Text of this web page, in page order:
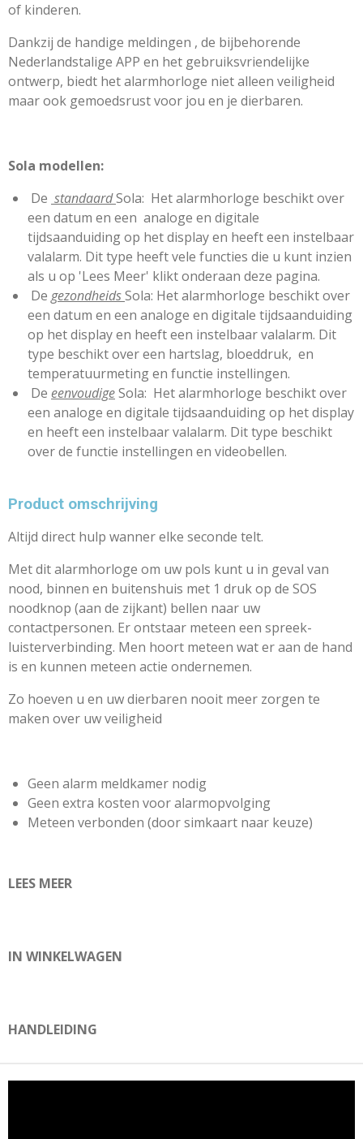
of kinderen.
Dankzij de handige meldingen , de bijbehorende
Nederlandstalige APP en het gebruiksvriendelijke
ontwerp, biedt het alarmhorloge niet alleen veiligheid
maar ook gemoedsrust voor jou en je dierbaren.
Sola modellen:
De standaardSola: Het alarmhorloge beschikt over
een datum en een analoge en digitale
tijdsaanduiding op het display en heeft een instelbaar
valalarm. Dit type heeft vele functies die u kunt inzien
als u op 'Lees Meer' klikt onderaan deze pagina.
De gezondheidsSola: Het alarmhorloge beschikt over
een datum en een analoge en digitale tijdsaanduiding
op het display en heeft een instelbaar valalarm. Dit
type beschikt over een hartslag, bloeddruk, en
temperatuurmeting en functie instellingen.
De eenvoudigeSola: Het alarmhorloge beschikt over
een analoge en digitale tijdsaanduiding op het display
en heeft een instelbaar valalarm. Dit type beschikt
over de functie instellingen en videobellen.
Product omschrijving
Altijd direct hulp wanner elke seconde telt.
Met dit alarmhorloge om uw pols kunt u in geval van
nood, binnen en buitenshuis met 1 druk op de SOS
noodknop (aan de zijkant) bellen naar uw
contactpersonen. Er ontstaar meteen een spreek-
luisterverbinding. Men hoort meteen wat er aan de hand
is en kunnen meteen actie ondernemen.
Zo hoeven u en uw dierbaren nooit meer zorgen te
maken over uw veiligheid
Geen alarm meldkamer nodig
Geen extra kosten voor alarmopvolging
Meteen verbonden (door simkaart naar keuze)
LEES MEER
IN WINKELWAGEN
HANDLEIDING